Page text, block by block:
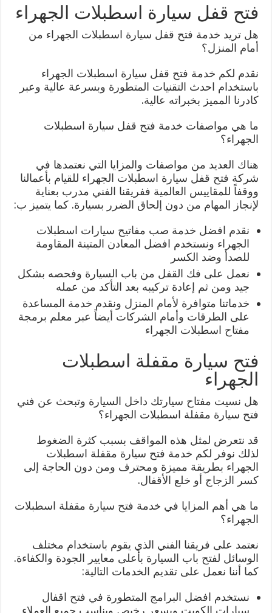
فتح قفل سيارة اسطبلات الجهراء
هل تريد خدمة فتح قفل سيارة اسطبلات الجهراء من
أمام المنزل؟
نقدم لكم خدمة فتح قفل سيارة اسطبلات الجهراء
باستخدام احدث التقنيات المتطورة وبسرعة عالية وعبر
كادرنا المميز بخبراته عالية.
ما هي مواصفات خدمة فتح قفل سيارة اسطبلات
الجهراء؟
هناك العديد من مواصفات والمزايا التي نعتمدها في
شركة فتح قفل سيارة اسطبلات الجهراء للقيام بأعمالنا
ووقفاً للمقاييس العالمية ففريقنا الفني مدرب بعناية
لإنجاز المهام من دون إلحاق الضرر بسيارة. كما يتميز ب:
نقدم افضل خدمة صب مفاتيح سيارات اسطبلات
الجهراء ونستخدم افضل المعادن المتينة المقاومة
للصدأ وضد الكسر
نعمل على فك القفل من باب السيارة وفحصه بشكل
جيد ومن ثم إعادة تركيبه بعد التأكد من عمله
خدماتنا متوافرة لأمام المنزل ونقدم خدمة المساعدة
على الطرقات وأمام الشركات أيضاً عبر معلم برمجة
مفتاح اسطبلات الجهراء
فتح سيارة مقفلة اسطبلات
الجهراء
هل نسيت مفتاح سيارتك داخل السيارة وتبحث عن فني
فتح سيارة مقفلة اسطبلات الجهراء؟
قد نتعرض لمثل هذه المواقف بسبب كثرة الضغوط
لذلك نوفر لكم خدمة فتح سيارة مقفلة اسطبلات
الجهراء بطريقة مميزة ومحترف ومن دون الحاجة إلى
كسر الزجاج أو خلع الأقفال.
ما هي أهم المزايا في خدمة فتح سيارة مقفلة اسطبلات
الجهراء؟
نعتمد على فريقنا الفني الذي يقوم باستخدام مختلف
الوسائل لفتح باب السيارة بأعلى معايير الجودة والكفاءة.
كما أننا نعمل على تقديم الخدمات التالية:
نستخدم افضل البرامج المتطورة في فتح اقفال
سيارات الكويت وبسعر رخيص ويناسب جميع العملاء